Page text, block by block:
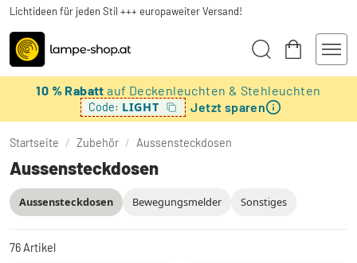
Lichtideen für jeden Stil +++ europaweiter Versand!
10 % Rabattauf Deckenleuchten & Stehleuchten
Code: LIGHT Jetzt sparen
Startseite / Zubehör / Aussensteckdosen
Aussensteckdosen
Aussensteckdosen Bewegungsmelder Sonstiges
76 Artikel